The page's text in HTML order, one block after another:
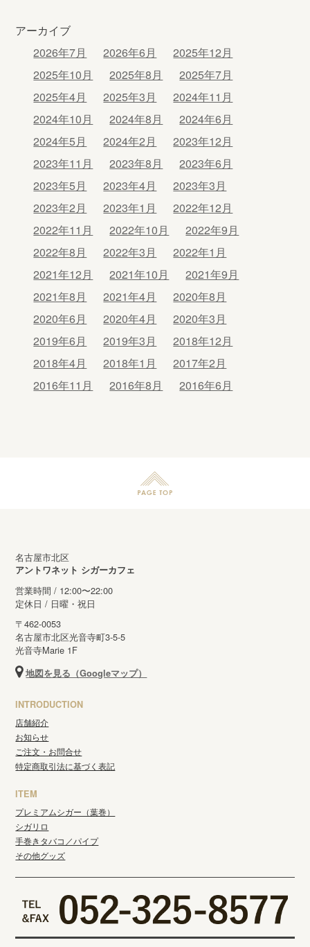
アーカイブ
2026年7月
2026年6月
2025年12月
2025年10月
2025年8月
2025年7月
2025年4月
2025年3月
2024年11月
2024年10月
2024年8月
2024年6月
2024年5月
2024年2月
2023年12月
2023年11月
2023年8月
2023年6月
2023年5月
2023年4月
2023年3月
2023年2月
2023年1月
2022年12月
2022年11月
2022年10月
2022年9月
2022年8月
2022年3月
2022年1月
2021年12月
2021年10月
2021年9月
2021年8月
2021年4月
2020年8月
2020年6月
2020年4月
2020年3月
2019年6月
2019年3月
2018年12月
2018年4月
2018年1月
2017年2月
2016年11月
2016年8月 2016年6月
名古屋市北区
アントワネット シガーカフェ
営業時間 / 12:00〜22:00
定休日 / 日曜・祝日
〒462-0053
名古屋市北区光音寺町3-5-5
光音寺Marie 1F
地図を見る（Googleマップ）
INTRODUCTION
店舗紹介
お知らせ
ご注文・お問合せ
特定商取引法に基づく表記
ITEM
プレミアムシガー（葉巻）
シガリロ
手巻きタバコ／パイプ
その他グッズ